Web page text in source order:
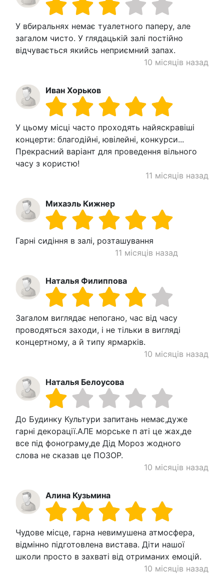
У вбиральнях немає туалетного паперу, але
загалом чисто. У глядацькій залі постійно
відчувається якийсь неприємний запах.
10 місяців назад
Иван Хорьков
У цьому місці часто проходять найяскравіші
концерти: благодійні, ювілейні, конкурси...
Прекрасний варіант для проведення вільного
часу з користю!
11 місяців назад
Михаэль Кижнер
Гарні сидіння в залі, розташування
11 місяців назад
Наталья Филиппова
Загалом виглядає непогано, час від часу
проводяться заходи, і не тільки в вигляді
концертному, а й типу ярмарків.
10 місяців назад
Наталья Белоусова
До Будинку Культури запитань немає,дуже
гарні декорації.АЛЕ морське п аті це жах,де
все під фонограму,де Дід Мороз жодного
слова не сказав це ПОЗОР.
10 місяців назад
Алина Кузьмина
Чудове місце, гарна невимушена атмосфера,
відмінно підготовлена вистава. Діти нашої
школи просто в захваті від отриманих емоцій.
10 місяців назад